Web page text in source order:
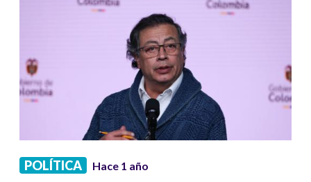
POLÍTICA Hace 1 año